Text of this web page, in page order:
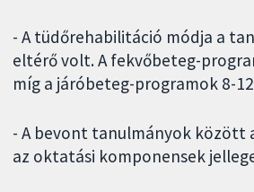
- A tüdőrehabilitáció módja a
eltérő volt. A fekvőbeteg-
míg a járóbeteg-programok 8-
- A bevont tanulmányok között
az oktatási komponensek